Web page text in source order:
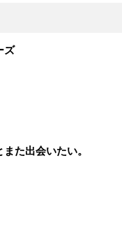
ズ
た出会いたい。